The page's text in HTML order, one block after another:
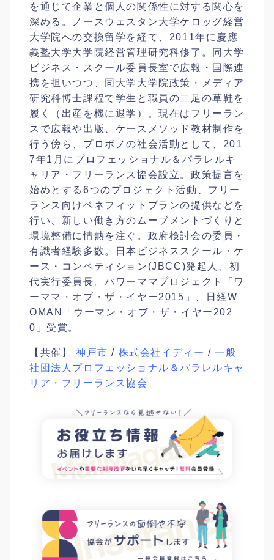
を通じて企業と個人の関係性に対する関心を
深める。ノースウェスタン大学ケロッグ経営
大学院への交換留学を経て、2011年に慶應
義塾大学大学院経営管理研究科修了。同大学
ビジネス・スクール委員長室で広報・国際連
携を担いつつ、同大学大学院政策・メディア
研究科博士課程で学生と職員の二足の草鞋を
履く（出産を機に退学）。現在はフリーラン
スで広報や出版、ケースメソッド教材制作を
行う傍ら、プロボノの社会活動として、201
7年1月にプロフェッショナル＆パラレルキ
ャリア・フリーランス協会設立。政策提言を
始めとする6つのプロジェクト活動、フリー
ランス向けベネフィットプランの提供などを
行い、新しい働き方のムーブメントづくりと
環境整備に情熱を注ぐ。政府検討会の委員・
有識者経験多数。日本ビジネススクール・ケ
ース・コンペティション(JBCC)発起人、初
代実行委員長。パワーママプロジェクト「ワ
ーママ・オブ・ザ・イヤー2015」、日経W
OMAN「ウーマン・オブ・ザ・イヤー202
0」受賞。
【共催】 神戸市 / 株式会社イディー / 一般
社団法人プロフェッショナル＆パラレルキャ
リア・フリーランス協会